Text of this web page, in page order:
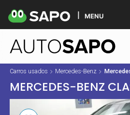
MENU
Carros usados Mercedes-Benz
MERCEDES-BENZ